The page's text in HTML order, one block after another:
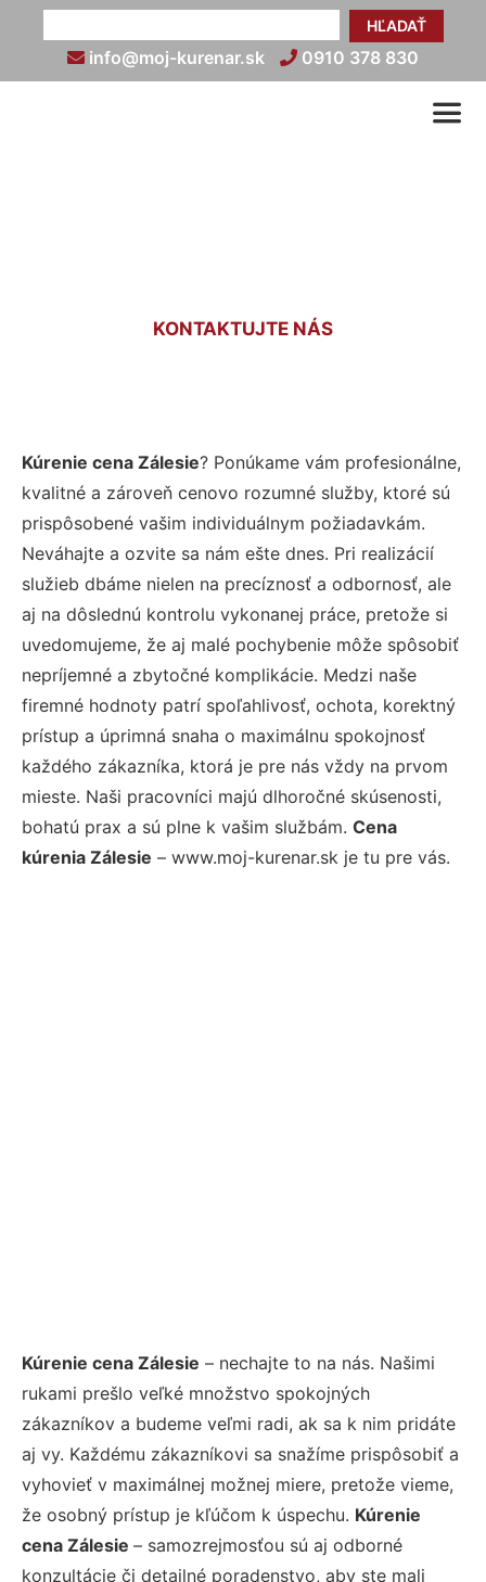
HĽADAŤ
info@moj-kurenar.sk 0910 378 830
KONTAKTUJTE NÁS
Kúrenie cena Zálesie? Ponúkame vám profesionálne,
kvalitné a zároveň cenovo rozumné služby, ktoré sú
prispôsobené vašim individuálnym požiadavkám.
Neváhajte a ozvite sa nám ešte dnes. Pri realizácií
služieb dbáme nielen na precíznosť a odbornosť, ale
aj na dôslednú kontrolu vykonanej práce, pretože si
uvedomujeme, že aj malé pochybenie môže spôsobiť
nepríjemné a zbytočné komplikácie. Medzi naše
firemné hodnoty patrí spoľahlivosť, ochota, korektný
prístup a úprimná snaha o maximálnu spokojnosť
každého zákazníka, ktorá je pre nás vždy na prvom
mieste. Naši pracovníci majú dlhoročné skúsenosti,
bohatú prax a sú plne k vašim službám. Cena
kúrenia Zálesie – www.moj-kurenar.sk je tu pre vás.
Kúrenie cena Zálesie – nechajte to na nás. Našimi
rukami prešlo veľké množstvo spokojných
zákazníkov a budeme veľmi radi, ak sa k nim pridáte
aj vy. Každému zákazníkovi sa snažíme prispôsobiť a
vyhovieť v maximálnej možnej miere, pretože vieme,
že osobný prístup je kľúčom k úspechu. Kúrenie
cena Zálesie – samozrejmosťou sú aj odborné
konzultácie či detailné poradenstvo, aby ste mali